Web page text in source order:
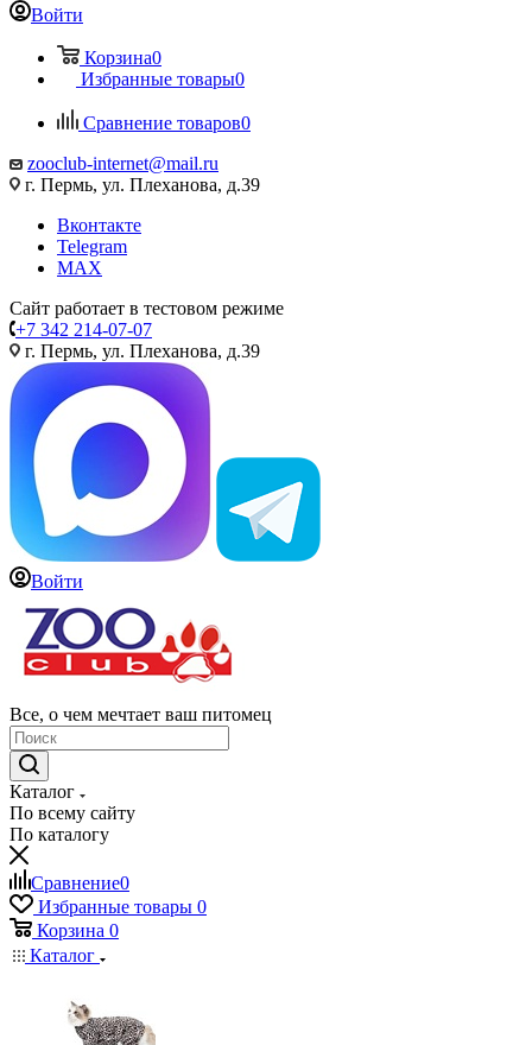
Войти
Корзина0
Избранные товары0
Сравнение товаров0
zooclub-internet@mail.ru
г. Пермь, ул. Плеханова, д.39
Вконтакте
Telegram
MAX
Сайт работает в тестовом режиме
+7 342 214-07-07
г. Пермь, ул. Плеханова, д.39
Войти
Все, о чем мечтает ваш питомец
Каталог
По всему сайту
По каталогу
Сравнение0
Избранные товары 0
Корзина 0
Каталог